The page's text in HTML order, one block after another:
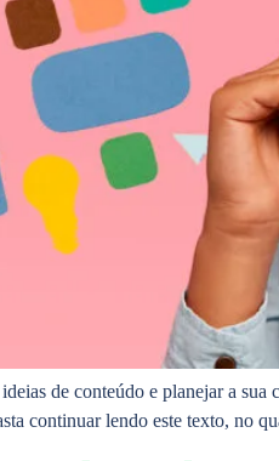
de conteúdo e planejar a
continuar lendo este texto, no